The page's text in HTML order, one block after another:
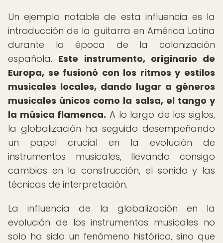
Un ejemplo notable de esta influencia es la
introducción de la guitarra en América Latina
durante la época de la colonización
española. Este instrumento, originario de
Europa, se fusionó con los ritmos y estilos
musicales locales, dando lugar a géneros
musicales únicos como la salsa, el tango y
la música flamenca. A lo largo de los siglos,
la globalización ha seguido desempeñando
un papel crucial en la evolución de
instrumentos musicales, llevando consigo
cambios en la construcción, el sonido y las
técnicas de interpretación.
La influencia de la globalización en la
evolución de los instrumentos musicales no
solo ha sido un fenómeno histórico, sino que